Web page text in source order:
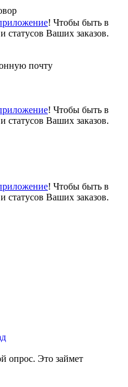
! Чтобы быть в
статусов Ваших заказов.
почту
! Чтобы быть в
статусов Ваших заказов.
! Чтобы быть в
статусов Ваших заказов.
опрос. Это займет